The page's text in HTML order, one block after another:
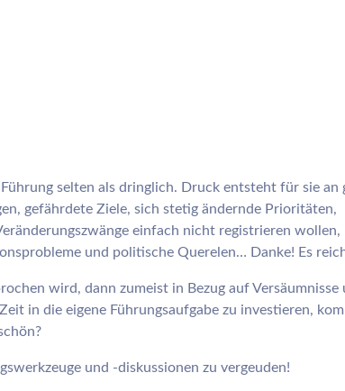
selten als dringlich. Druck entsteht für sie an
gefährdete Ziele, sich stetig ändernde Prioritäten,
einfach nicht registrieren wollen,
und politische Querelen… Danke! Es
wird, dann zumeist in Bezug auf Versäumnisse
in die eigene Führungsaufgabe zu investieren,
und -diskussionen zu vergeuden!